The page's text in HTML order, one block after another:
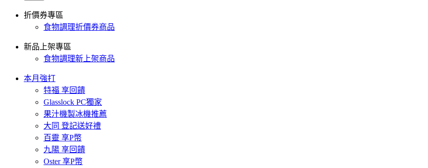
折價券專區
食物調理折價券商品
新品上架專區
食物調理新上架商品
本月強打
特福 享回饋
Glasslock PC獨家
果汁機製冰機推薦
大同 登記送好禮
百靈 享P幣
九陽 享回饋
Oster 享P幣